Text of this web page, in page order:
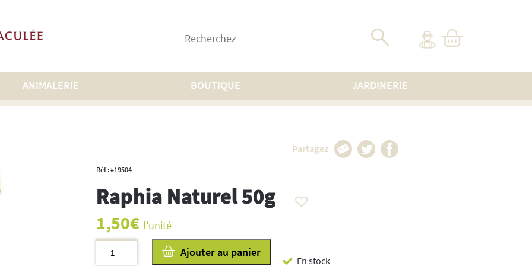
Recherchez :
ANIMALERIE BOUTIQUE JARDINERIE
Raphia Naturel 50g
Partagez
Réf : #19504
Raphia Naturel 50g
1,50€ l'unité
En stock
Ajouter au panier